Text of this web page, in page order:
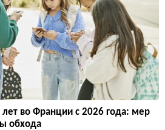
лет во Франции с 2026 года: мер
обхода